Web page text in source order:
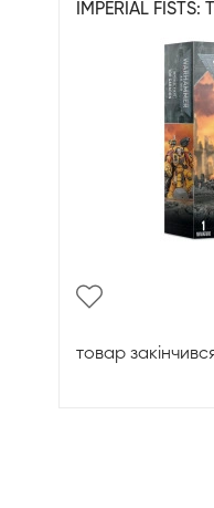
IMPERIAL FISTS:
товар